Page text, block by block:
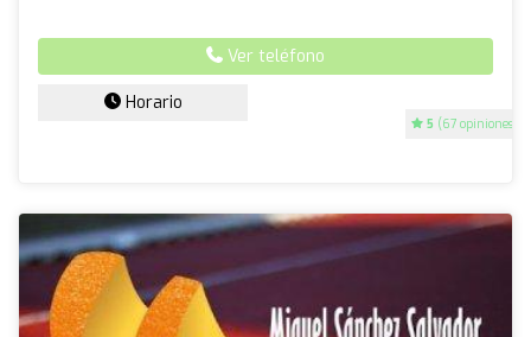
5 (67 opiniones)
Ver teléfono
Horario